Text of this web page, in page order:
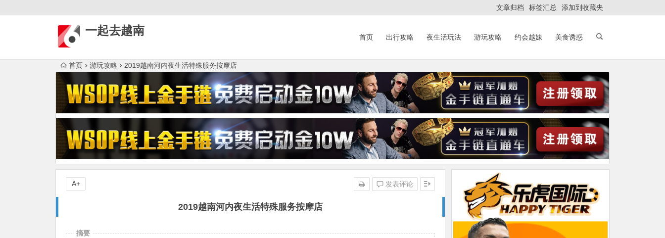
文章归档 标签汇总 添加到收藏夹
一起去越南 首页 出行攻略 夜生活玩法 游玩攻略 约会越妹 美食诱惑
首页 游玩攻略 2019越南河内夜生活特殊服务按摩店
2019越南河内夜生活特殊服务按摩店
发表评论
A+
摘要